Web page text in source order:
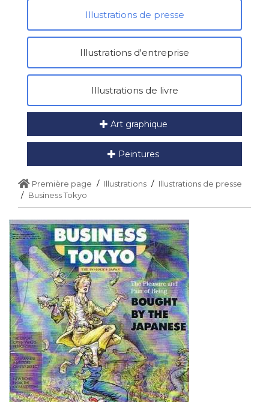
Illustrations de presse
Illustrations d'entreprise
Illustrations de livre
Art graphique
Peintures
Première page Illustrations
Illustrations de presse
Business Tokyo